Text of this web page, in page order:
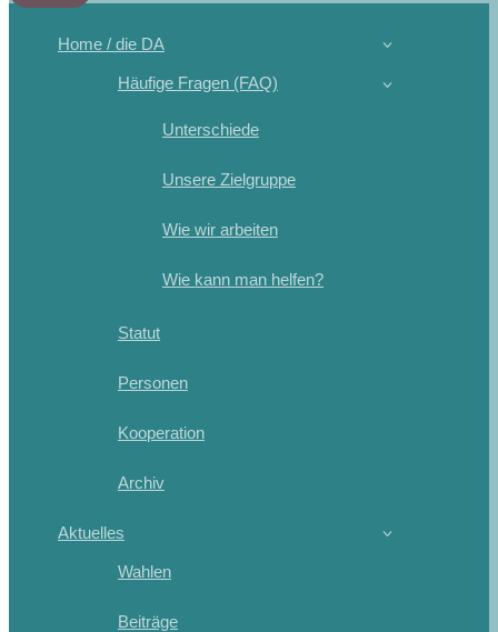
Home / die DA
Häufige Fragen (FAQ)
Unterschiede
Unsere Zielgruppe
Wie wir arbeiten
Wie kann man helfen?
Statut
Personen
Kooperation
Archiv
Aktuelles
Wahlen
Beiträge